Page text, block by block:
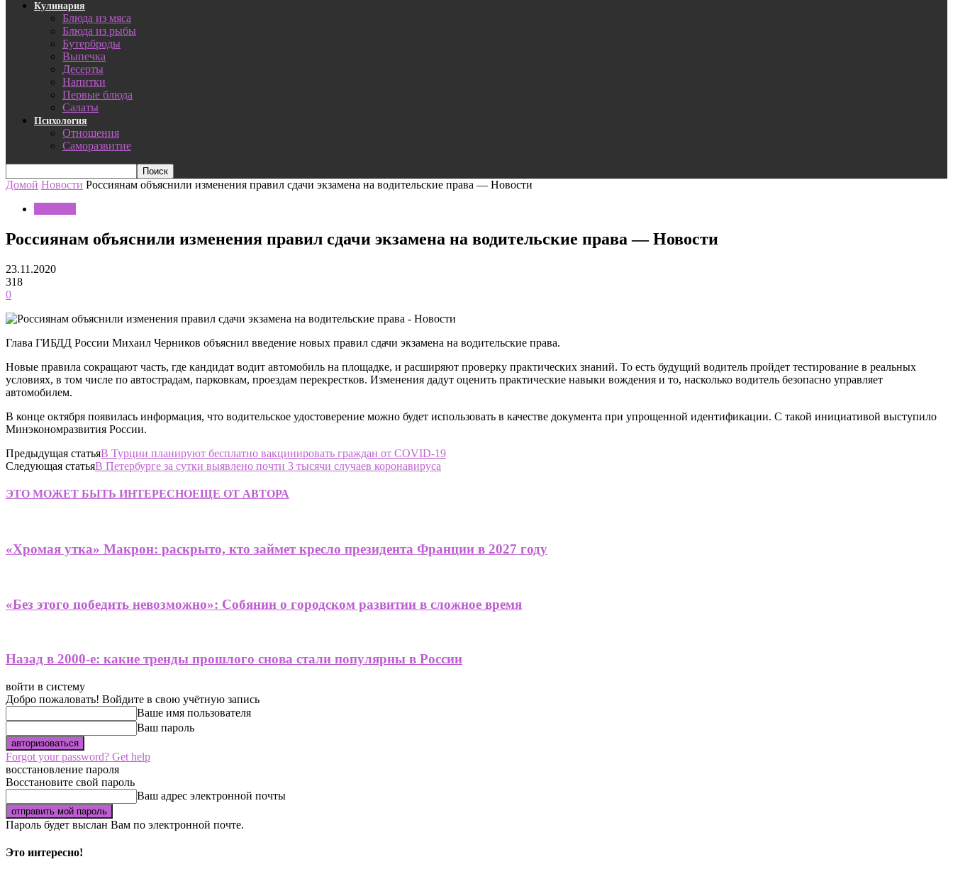
Кулинария
Блюда из мяса
Блюда из рыбы
Бутерброды
Выпечка
Десерты
Напитки
Первые блюда
Салаты
Психология
Отношения
Саморазвитие
Домой Новости Россиянам объяснили изменения правил сдачи экзамена на водительские права — Новости
Россиянам объяснили изменения правил сдачи экзамена на водительские права — Новости
23.11.2020
318
0
Глава ГИБДД России Михаил Черников объяснил введение новых правил сдачи экзамена на водительские права.
Новые правила сокращают часть, где кандидат водит автомобиль на площадке, и расширяют проверку практических знаний. То есть будущий водитель пройдет тестирование в реальных
условиях, в том числе по автострадам, парковкам, проездам перекрестков. Изменения дадут оценить практические навыки вождения и то, насколько водитель безопасно управляет
автомобилем.
В конце октября появилась информация, что водительское удостоверение можно будет использовать в качестве документа при упрощенной идентификации. С такой инициативой выступило
Минэкономразвития России.
Предыдущая статьяВ Турции планируют бесплатно вакцинировать граждан от COVID-19
Следующая статьяВ Петербурге за сутки выявлено почти 3 тысячи случаев коронавируса
ЭТО МОЖЕТ БЫТЬ ИНТЕРЕСНОЕЩЕ ОТ АВТОРА
«Хромая утка» Макрон: раскрыто, кто займет кресло президента Франции в 2027 году
«Без этого победить невозможно»: Собянин о городском развитии в сложное время
Назад в 2000-е: какие тренды прошлого снова стали популярны в России
войти в систему
Добро пожаловать! Войдите в свою учётную запись
Ваше имя пользователя
Ваш пароль
Forgot your password? Get help
восстановление пароля
Восстановите свой пароль
Ваш адрес электронной почты
Пароль будет выслан Вам по электронной почте.
Это интересно!